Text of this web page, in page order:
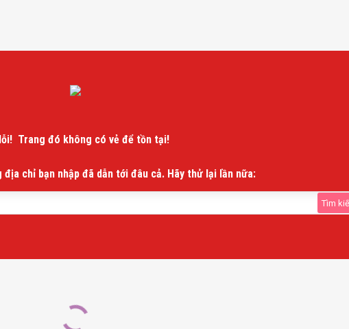
Trang đó không có vẻ để tồn tại!
chỉ bạn nhập đã dẫn tới đâu cả. Hãy thử lại lần nữa: